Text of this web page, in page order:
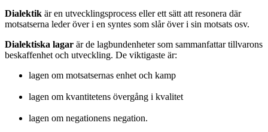
Dialektik är en utvecklingsprocess eller ett sätt att resonera där
motsatserna leder över i en syntes som slår över i sin motsats osv.
Dialektiska lagar är de lagbundenheter som sammanfattar tillvarons
beskaffenhet och utveckling. De viktigaste är:
lagen om motsatsernas enhet och kamp
lagen om kvantitetens övergång i kvalitet
lagen om negationens negation.